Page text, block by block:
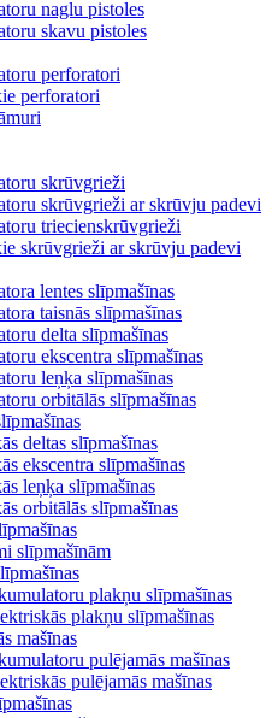
naglu pistoles
skavu pistoles
perforatori
perforatori
skrūvgrieži
skrūvgrieži ar skrūvju padevi
triecienskrūvgrieži
skrūvgrieži ar skrūvju padevi
lentes slīpmašīnas
taisnās slīpmašīnas
delta slīpmašīnas
ekscentra slīpmašīnas
leņķa slīpmašīnas
orbitālās slīpmašīnas
deltas slīpmašīnas
ekscentra slīpmašīnas
leņķa slīpmašīnas
orbitālās slīpmašīnas
slīpmašīnām
plakņu slīpmašīnas
plakņu slīpmašīnas
mašīnas
pulējamās mašīnas
pulējamās mašīnas